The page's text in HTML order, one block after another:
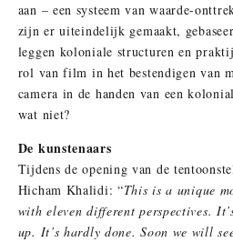
aan – een systeem van waarde-
zijn er uiteindelijk gemaakt,
leggen koloniale structuren en
rol van film in het bestendigen van
camera in de handen van een
wat niet?
De kunstenaars
Tijdens de opening van de
Hicham Khalidi: “This is a unique
with eleven different perspectives.
up. It’s hardly done. Soon we will